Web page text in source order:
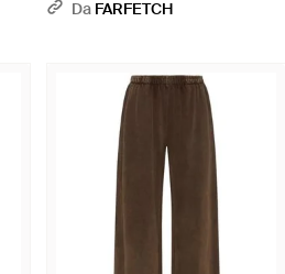
Ampia - Blu
Da FARFETCH